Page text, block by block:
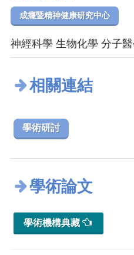
成癮暨精神健康研究中心
神經科學 生物化學 分子
相關連結
學術研討
學術論文
學術機構典藏